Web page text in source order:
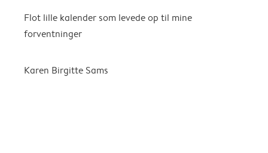
Flot lille kalender som levede op til mine
forventninger
Karen Birgitte Sams